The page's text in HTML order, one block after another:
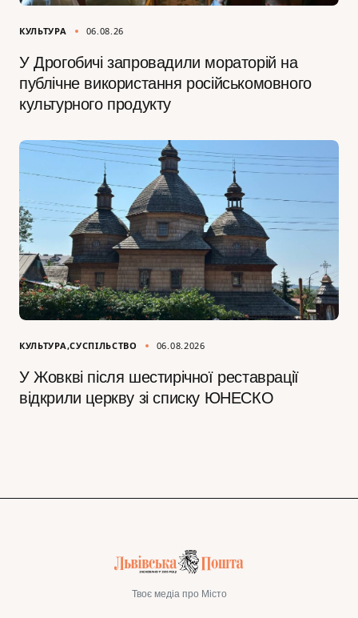
КУЛЬТУРА 06.08.26
У Дрогобичі запровадили мораторій на
публічне використання російськомовного
культурного продукту
КУЛЬТУРА СУСПІЛЬСТВО 06.08.2026
У Жовкві після шестирічної реставрації
відкрили церкву зі списку ЮНЕСКО
Твоє медіа про Місто